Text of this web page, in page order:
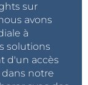
sur
avons
à
solutions
d'un accès
notre